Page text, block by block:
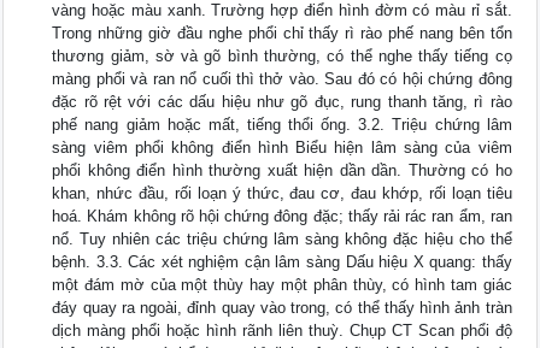
vàng hoặc màu xanh. Trường hợp điển hình đờm có màu rỉ sắt.
Trong những giờ đầu nghe phổi chỉ thấy rì rào phế nang bên tổn
thương giảm, sờ và gõ bình thường, có thể nghe thấy tiếng cọ
màng phổi và ran nổ cuối thì thở vào. Sau đó có hội chứng đông
đặc rõ rệt với các dấu hiệu như gõ đục, rung thanh tăng, rì rào
phế nang giảm hoặc mất, tiếng thổi ống. 3.2. Triệu chứng lâm
sàng viêm phổi không điển hình Biểu hiện lâm sàng của viêm
phổi không điển hình thường xuất hiện dần dần. Thường có ho
khan, nhức đầu, rối loạn ý thức, đau cơ, đau khớp, rối loạn tiêu
hoá. Khám không rõ hội chứng đông đặc; thấy rải rác ran ẩm, ran
nổ. Tuy nhiên các triệu chứng lâm sàng không đặc hiệu cho thể
bệnh. 3.3. Các xét nghiệm cận lâm sàng Dấu hiệu X quang: thấy
một đám mờ của một thùy hay một phân thùy, có hình tam giác
đáy quay ra ngoài, đỉnh quay vào trong, có thể thấy hình ảnh tràn
dịch màng phổi hoặc hình rãnh liên thuỳ. Chụp CT Scan phổi độ